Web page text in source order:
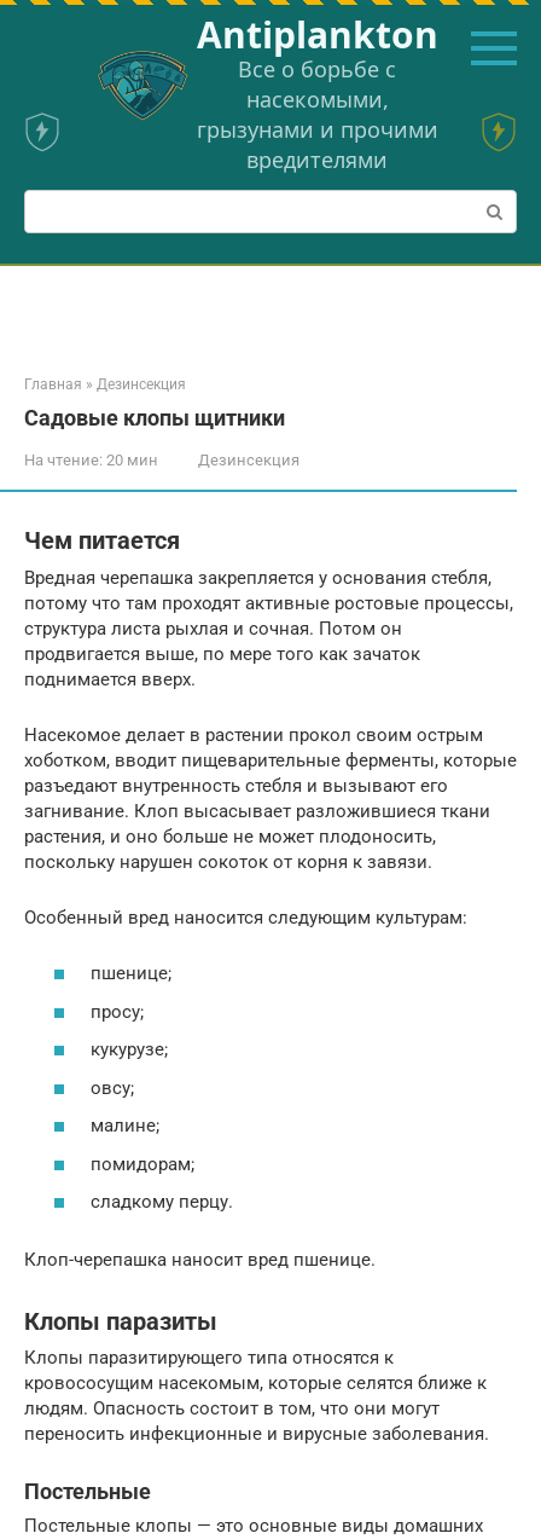
Перейти
Аntiplankton
Все о борьбе с
насекомыми,
грызунами и прочими
вредителями
Поиск:
Главная » Дезинсекция
Садовые клопы щитники
На чтение: 20 мин Дезинсекция
Чем питается
Вредная черепашка закрепляется у основания стебля,
потому что там проходят активные ростовые процессы,
структура листа рыхлая и сочная. Потом он
продвигается выше, по мере того как зачаток
поднимается вверх.
Насекомое делает в растении прокол своим острым
хоботком, вводит пищеварительные ферменты, которые
разъедают внутренность стебля и вызывают его
загнивание. Клоп высасывает разложившиеся ткани
растения, и оно больше не может плодоносить,
поскольку нарушен сокоток от корня к завязи.
Особенный вред наносится следующим культурам:
пшенице;
просу;
кукурузе;
овсу;
малине;
помидорам;
сладкому перцу.
Клоп-черепашка наносит вред пшенице.
Клопы паразиты
Клопы паразитирующего типа относятся к
кровососущим насекомым, которые селятся ближе к
людям. Опасность состоит в том, что они могут
переносить инфекционные и вирусные заболевания.
Постельные
Постельные клопы — это основные виды домашних